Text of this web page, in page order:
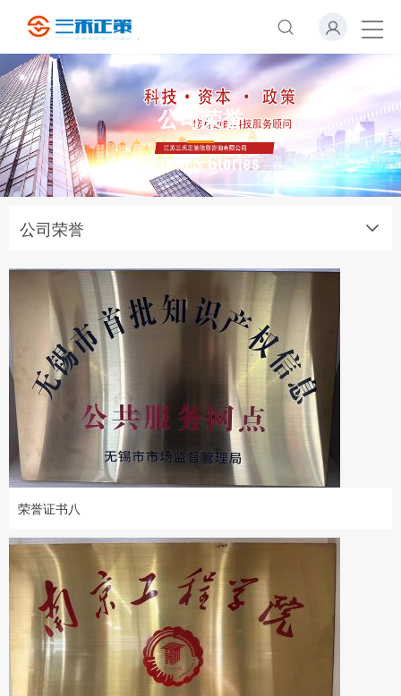
公司荣誉
GLORIES Glories
公司荣誉
荣誉证书八